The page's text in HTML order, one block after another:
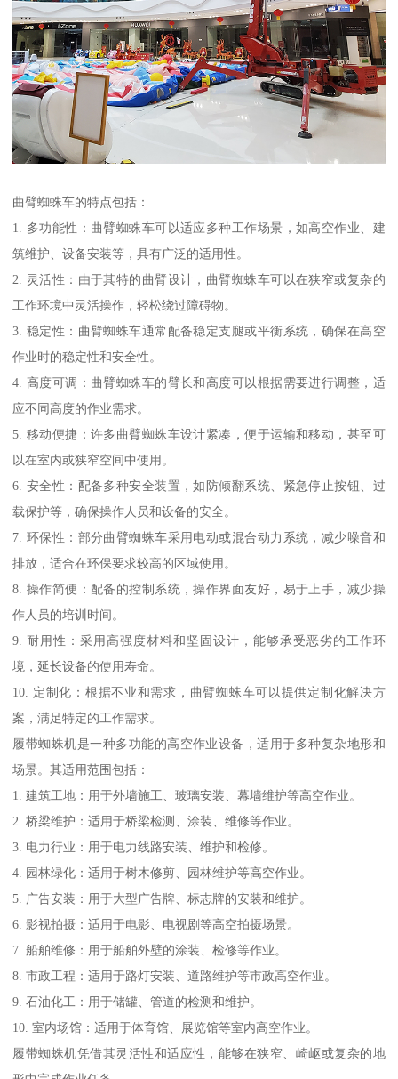
曲臂蜘蛛车的特点包括：
1. 多功能性：曲臂蜘蛛车可以适应多种工作场景，如高空作业、建
筑维护、设备安装等，具有广泛的适用性。
2. 灵活性：由于其特的曲臂设计，曲臂蜘蛛车可以在狭窄或复杂的
工作环境中灵活操作，轻松绕过障碍物。
3. 稳定性：曲臂蜘蛛车通常配备稳定支腿或平衡系统，确保在高空
作业时的稳定性和安全性。
4. 高度可调：曲臂蜘蛛车的臂长和高度可以根据需要进行调整，适
应不同高度的作业需求。
5. 移动便捷：许多曲臂蜘蛛车设计紧凑，便于运输和移动，甚至可
以在室内或狭窄空间中使用。
6. 安全性：配备多种安全装置，如防倾翻系统、紧急停止按钮、过
载保护等，确保操作人员和设备的安全。
7. 环保性：部分曲臂蜘蛛车采用电动或混合动力系统，减少噪音和
排放，适合在环保要求较高的区域使用。
8. 操作简便：配备的控制系统，操作界面友好，易于上手，减少操
作人员的培训时间。
9. 耐用性：采用高强度材料和坚固设计，能够承受恶劣的工作环
境，延长设备的使用寿命。
10. 定制化：根据不业和需求，曲臂蜘蛛车可以提供定制化解决方
案，满足特定的工作需求。
履带蜘蛛机是一种多功能的高空作业设备，适用于多种复杂地形和
场景。其适用范围包括：
1. 建筑工地：用于外墙施工、玻璃安装、幕墙维护等高空作业。
2. 桥梁维护：适用于桥梁检测、涂装、维修等作业。
3. 电力行业：用于电力线路安装、维护和检修。
4. 园林绿化：适用于树木修剪、园林维护等高空作业。
5. 广告安装：用于大型广告牌、标志牌的安装和维护。
6. 影视拍摄：适用于电影、电视剧等高空拍摄场景。
7. 船舶维修：用于船舶外壁的涂装、检修等作业。
8. 市政工程：适用于路灯安装、道路维护等市政高空作业。
9. 石油化工：用于储罐、管道的检测和维护。
10. 室内场馆：适用于体育馆、展览馆等室内高空作业。
履带蜘蛛机凭借其灵活性和适应性，能够在狭窄、崎岖或复杂的地